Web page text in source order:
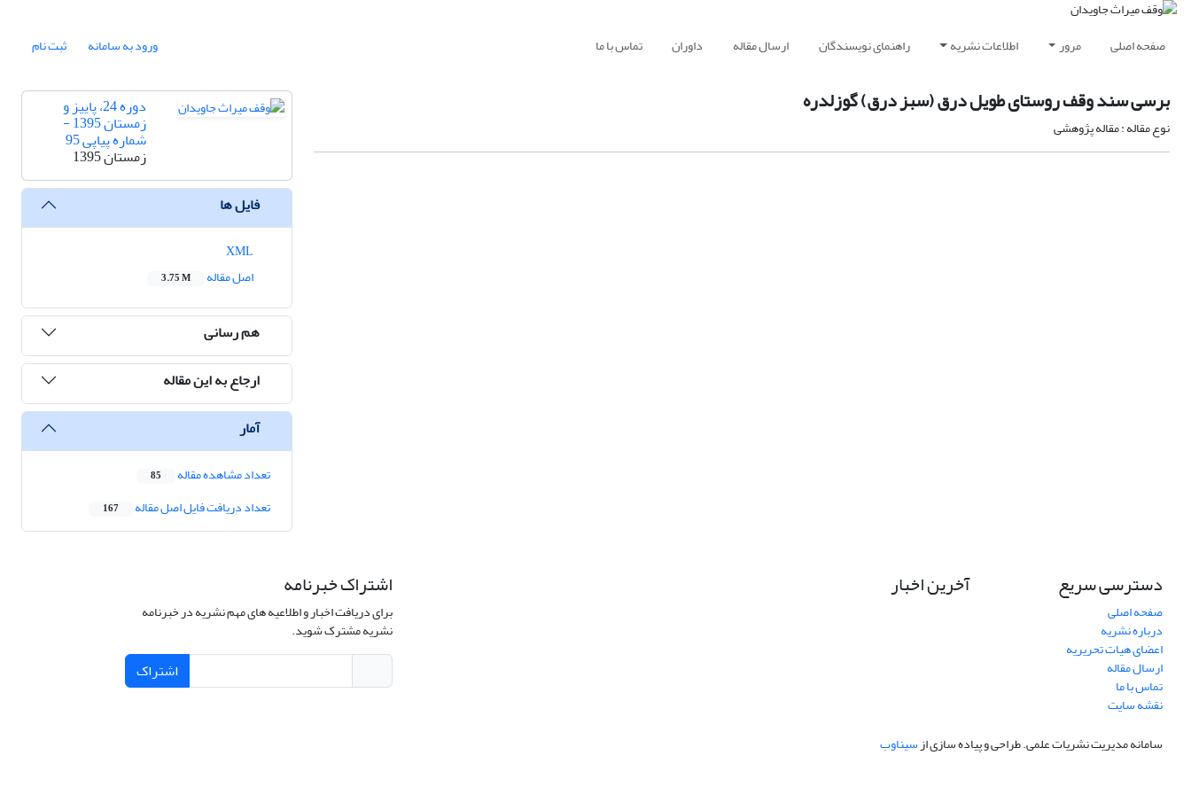
صفحه اصلی مرور اطلاعات نشریه راهنمای نویسندگان ارسال مقاله داوران تماس با ما ورود به سامانه ثبت نام
برسی سند وقف روستای طویل درق (سبز درق) گوزلدره
نوع مقاله : مقاله پژوهشی
دوره 24، پاییز و
زمستان 1395 -
شماره پیاپی 95
زمستان 1395
فایل ها
اصل مقاله
3.75 M
هم رسانی
ارجاع به این مقاله
آمار
تعداد مشاهده مقاله 85
تعداد دریافت فایل اصل مقاله 167
دسترسی سریع
صفحه اصلی
درباره نشریه
اعضای هیات تحریریه
ارسال مقاله
تماس با ما
نقشه سایت
آخرین اخبار اشتراک خبرنامه
برای دریافت اخبار و اطلاعیه های مهم نشریه در خبرنامه
نشریه مشترک شوید.
اشتراک
سامانه مدیریت نشریات علمی.طراحی و پیاده سازی ازسیناوب